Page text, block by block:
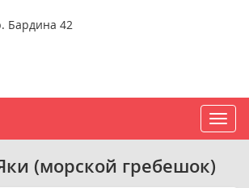
Бардина 42
(морской гребешок)